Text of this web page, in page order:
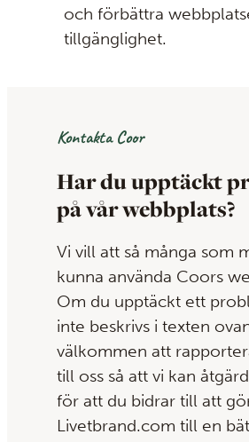
och förbättra
tillgänglighet.
Kontakta Coor
Har du upptäckt
på vår webbplats?
Vi vill att så många som
kunna använda Coors
Om du upptäckt ett
inte beskrivs i texten
välkommen att
till oss så att vi kan
för att du bidrar till att
Livetbrand.com till en